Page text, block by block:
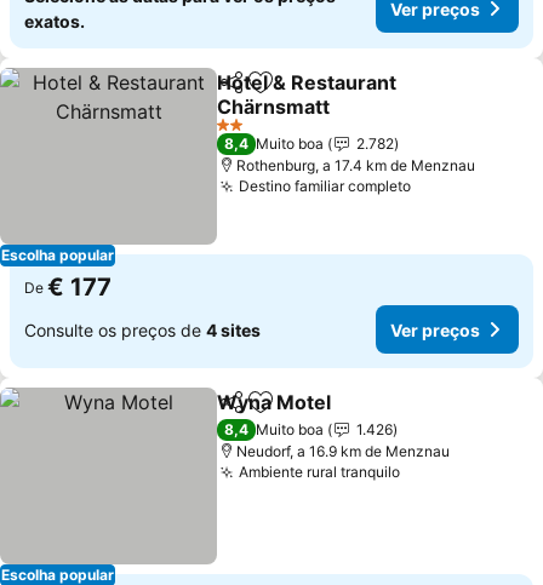
exatos.
Ver preços
Escolha popular
PartilharAdicionar aos favoritos
Hotel & Restaurant
Chärnsmatt
Ver preços
2 Estrelas
8,4 Muito boa
2.782
Rothenburg, a 17.4 km de Menznau
Destino familiar completoVer preços
De € 177
Consulte os preços de 4 sites Ver preços
Escolha popular
PartilharAdicionar aos favoritos
Wyna Motel
8,4 Muito boa
1.426
Neudorf, a 16.9 km de Menznau
Ambiente rural tranquiloVer preços